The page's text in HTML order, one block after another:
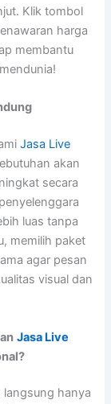
Klik tombol
harga
membantu
Jasa Live
akan
secara
luas tanpa
memilih paket
agar pesan
visual dan
Jasa Live
langsung hanya